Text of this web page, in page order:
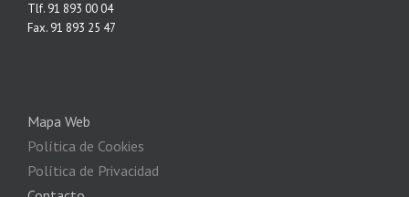
Tlf. 91 893 00 04
Fax. 91 893 25 47
Mapa Web
Política de Cookies
Política de Privacidad